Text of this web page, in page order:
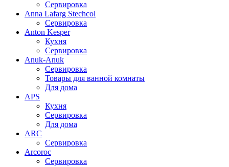
Сервировка
Anna Lafarg Stechcol
Сервировка
Anton Kesper
Кухня
Сервировка
Anuk-Anuk
Сервировка
Товары для ванной комнаты
Для дома
APS
Кухня
Сервировка
Для дома
ARC
Сервировка
Arcoroc
Сервировка